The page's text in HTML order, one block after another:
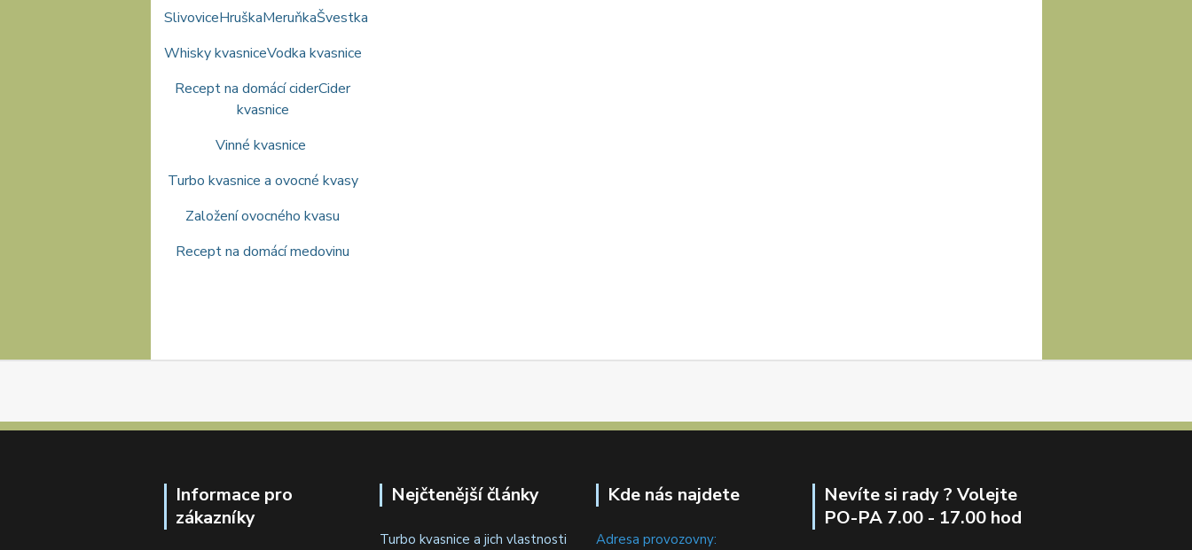
SlivoviceHruškaMeruňkaŠvestka
Whisky kvasniceVodka kvasnice
Recept na domácí ciderCider
kvasnice
Vinné kvasnice
Turbo kvasnice a ovocné kvasy
Založení ovocného kvasu
Recept na domácí medovinu
Informace pro
zákazníky
Nejčtenější články
Turbo kvasnice a jich vlastnosti
Kde nás najdete
Adresa provozovny:
Nevíte si rady ? Volejte
PO-PA 7.00 - 17.00 hod